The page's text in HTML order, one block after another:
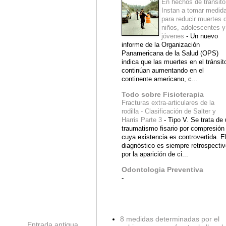
En hechos de tránsito
Instan a tomar
para reducir muertes
niños, adolescentes y
jóvenes - Un nuevo
informe de la Organización
Panamericana de la Salud (OPS)
indica que las muertes en el
continúan aumentando en el
continente americano, c...
Todo sobre Fisioterapia
Fracturas extra-articulares de la
rodilla - Clasificación de Salter y
Harris Parte 3 - Tipo V. Se trata de
traumatismo fisario por compresión
cuya existencia es controvertida. El
diagnóstico es siempre
por la aparición de ci...
Odontologia Preventiva
-
8 medidas determinadas por el